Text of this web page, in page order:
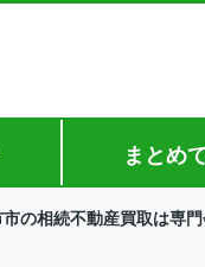
まとめ
市の相続不動産買取は専